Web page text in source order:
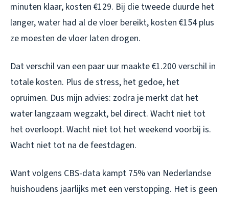
minuten klaar, kosten €129. Bij die tweede duurde het
langer, water had al de vloer bereikt, kosten €154 plus
ze moesten de vloer laten drogen.
Dat verschil van een paar uur maakte €1.200 verschil in
totale kosten. Plus de stress, het gedoe, het
opruimen. Dus mijn advies: zodra je merkt dat het
water langzaam wegzakt, bel direct. Wacht niet tot
het overloopt. Wacht niet tot het weekend voorbij is.
Wacht niet tot na de feestdagen.
Want volgens CBS-data kampt 75% van Nederlandse
huishoudens jaarlijks met een verstopping. Het is geen